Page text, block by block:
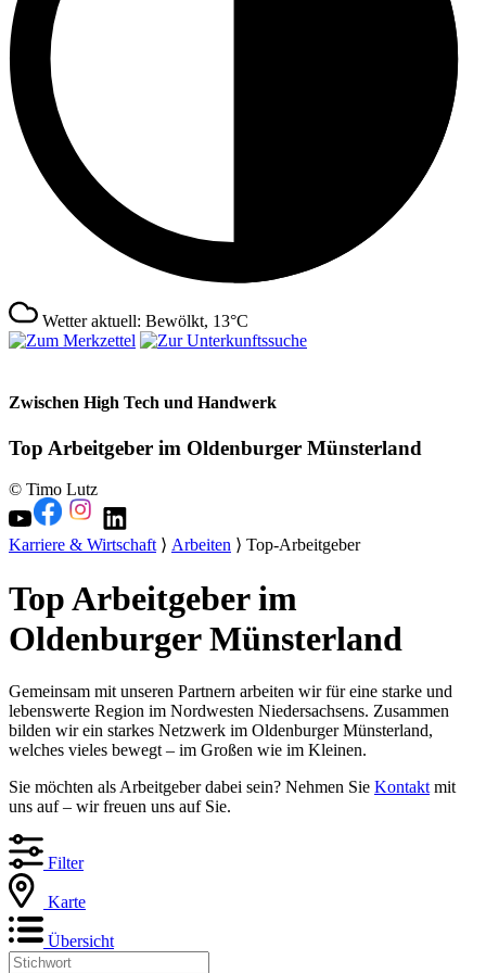
Wetter aktuell: Bewölkt, 13°C
Zwischen High Tech und Handwerk
Top Arbeitgeber im Oldenburger Münsterland
© Timo Lutz
Karriere & Wirtschaft⟩ Arbeiten ⟩ Top-Arbeitgeber
Top Arbeitgeber im
Oldenburger Münsterland
Gemeinsam mit unseren Partnern arbeiten wir für eine starke und
lebenswerte Region im Nordwesten Niedersachsens. Zusammen
bilden wir ein starkes Netzwerk im Oldenburger Münsterland,
welches vieles bewegt – im Großen wie im Kleinen.
Sie möchten als Arbeitgeber dabei sein? Nehmen Sie Kontakt mit
uns auf – wir freuen uns auf Sie.
Filter
Karte
Übersicht